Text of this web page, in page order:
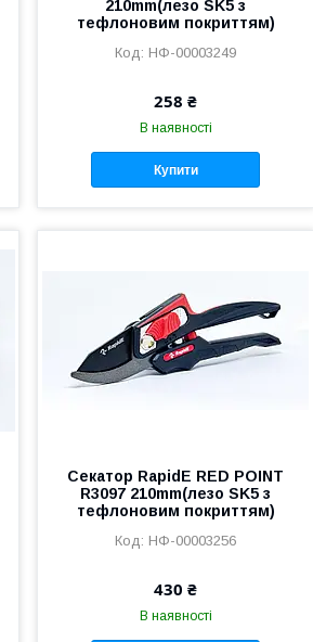
210mm(лезо SK5 з
тефлоновим покриттям)
НФ-00003249
258 ₴
В наявності
Купити
Секатор RapidE RED POINT
R3097 210mm(лезо SK5 з
тефлоновим покриттям)
НФ-00003256
430 ₴
В наявності